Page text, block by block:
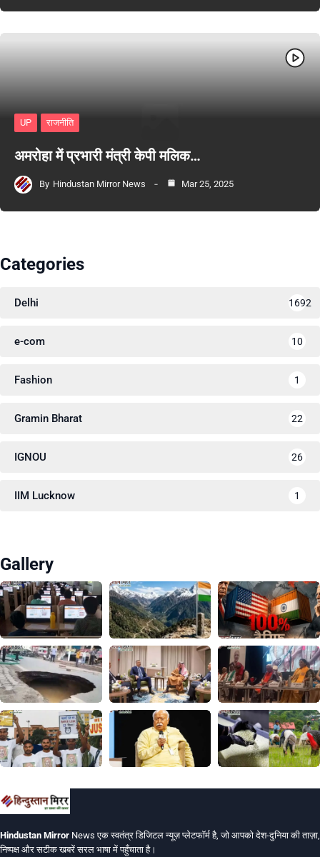
UP राजनीति
अमरोहा में प्रभारी मंत्री केपी मलिक…
By Hindustan Mirror News Mar 25, 2025
Categories
Delhi 1692
e-com 10
Fashion 1
Gramin Bharat 22
IGNOU 26
IIM Lucknow 1
Gallery
Hindustan Mirror News एक स्वतंत्र डिजिटल न्यूज़ प्लेटफॉर्म है, जो आपको देश-दुनिया की ताज़ा,
निष्पक्ष और सटीक खबरें सरल भाषा में पहुँचाता है।